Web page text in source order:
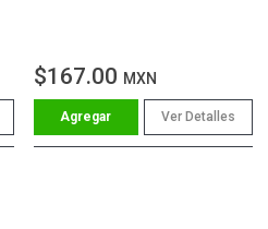
$167.00 MXN
Ver Detalles